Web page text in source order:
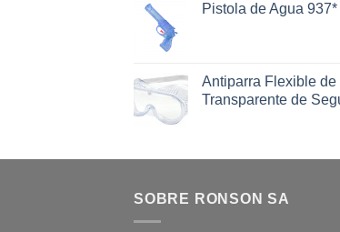
Pistola de Agua
Antiparra Flexible de
Transparente de
SOBRE RONSON SA